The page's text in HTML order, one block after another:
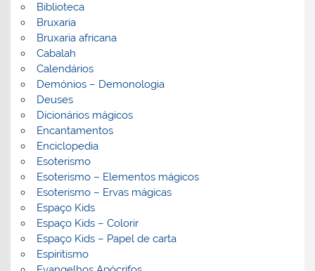
Biblioteca
Bruxaria
Bruxaria africana
Cabalah
Calendários
Demónios – Demonologia
Deuses
Dicionários mágicos
Encantamentos
Enciclopedia
Esoterismo
Esoterismo – Elementos mágicos
Esoterismo – Ervas mágicas
Espaço Kids
Espaço Kids – Colorir
Espaço Kids – Papel de carta
Espiritismo